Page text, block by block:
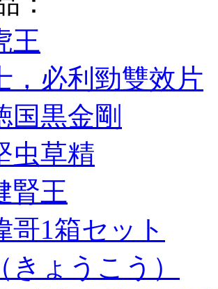
王
，必利勁雙效片
国黒金剛
虫草精
腎王
哥1箱セット
きょうこう）